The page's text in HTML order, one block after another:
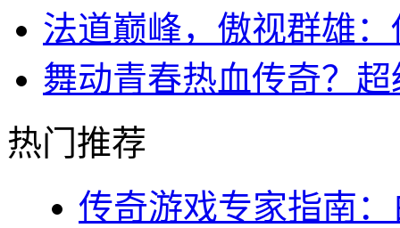
法道巅峰，傲视群雄
舞动青春热血传奇？
热门推荐
传奇游戏专家指南